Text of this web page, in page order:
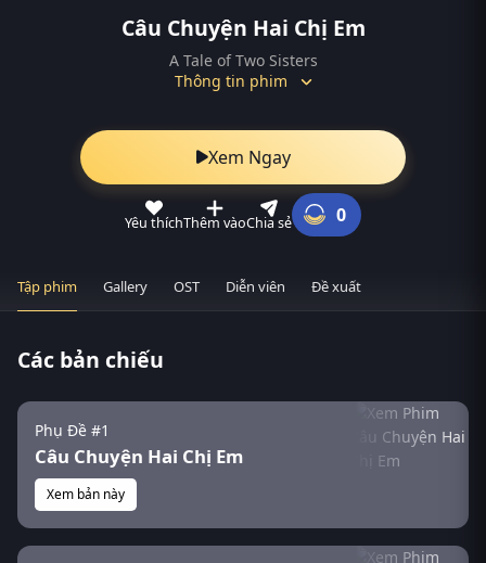
Câu Chuyện Hai Chị Em
A Tale of Two Sisters
Thông tin phim
Xem Ngay
Yêu thíchThêm vàoChia sẻ 0
Tập phim Gallery OST Diễn viên Đề xuất
Các bản chiếu
Phụ Đề #1
Câu Chuyện Hai Chị Em
Xem bản này